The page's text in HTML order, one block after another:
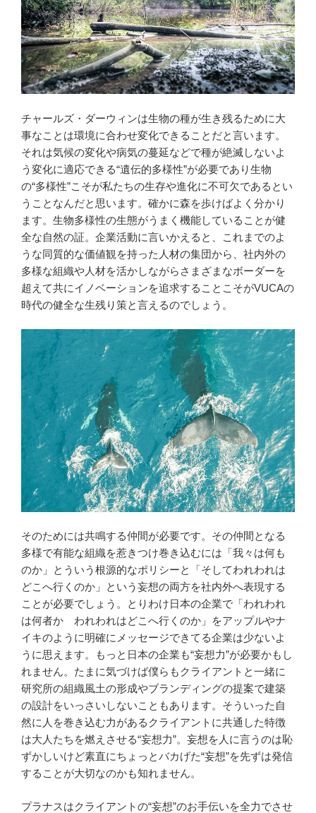
チャールズ・ダーウィンは生物の種が生き残るために大
事なことは環境に合わせ変化できることだと言います。
それは気候の変化や病気の蔓延などで種が絶滅しないよ
う変化に適応できる“遺伝的多様性”が必要であり生物
の“多様性”こそが私たちの生存や進化に不可欠であるとい
うことなんだと思います。確かに森を歩けばよく分かり
ます。生物多様性の生態がうまく機能していることが健
全な自然の証。企業活動に言いかえると、これまでのよ
うな同質的な価値観を持った人材の集団から、社内外の
多様な組織や人材を活かしながらさまざまなボーダーを
超えて共にイノベーションを追求することこそがVUCAの
時代の健全な生残り策と言えるのでしょう。
そのためには共鳴する仲間が必要です。その仲間となる
多様で有能な組織を惹きつけ巻き込むには「我々は何も
のか」とういう根源的なポリシーと「そしてわれわれは
どこへ行くのか」という妄想の両方を社内外へ表現する
ことが必要でしょう。とりわけ日本の企業で「われわれ
は何者か われわれはどこへ行くのか」をアップルやナ
イキのように明確にメッセージできてる企業は少ないよ
うに思えます。もっと日本の企業も“妄想力”が必要かもし
れません。たまに気づけば僕らもクライアントと一緒に
研究所の組織風土の形成やブランディングの提案で建築
の設計をいっさいしないこともあります。そういった自
然に人を巻き込む力があるクライアントに共通した特徴
は大人たちを燃えさせる“妄想力”。妄想を人に言うのは恥
ずかしいけど素直にちょっとバカげた“妄想”を先ずは発信
することが大切なのかも知れません。
プラナスはクライアントの“妄想”のお手伝いを全力でさせ